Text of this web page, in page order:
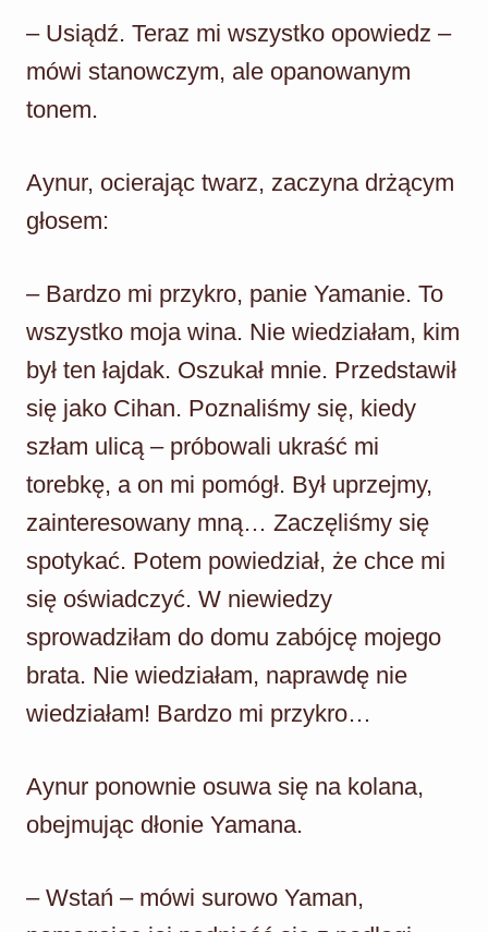
– Usiądź. Teraz mi wszystko opowiedz –
mówi stanowczym, ale opanowanym
tonem.
Aynur, ocierając twarz, zaczyna drżącym
głosem:
– Bardzo mi przykro, panie Yamanie. To
wszystko moja wina. Nie wiedziałam, kim
był ten łajdak. Oszukał mnie. Przedstawił
się jako Cihan. Poznaliśmy się, kiedy
szłam ulicą – próbowali ukraść mi
torebkę, a on mi pomógł. Był uprzejmy,
zainteresowany mną… Zaczęliśmy się
spotykać. Potem powiedział, że chce mi
się oświadczyć. W niewiedzy
sprowadziłam do domu zabójcę mojego
brata. Nie wiedziałam, naprawdę nie
wiedziałam! Bardzo mi przykro…
Aynur ponownie osuwa się na kolana,
obejmując dłonie Yamana.
– Wstań – mówi surowo Yaman,